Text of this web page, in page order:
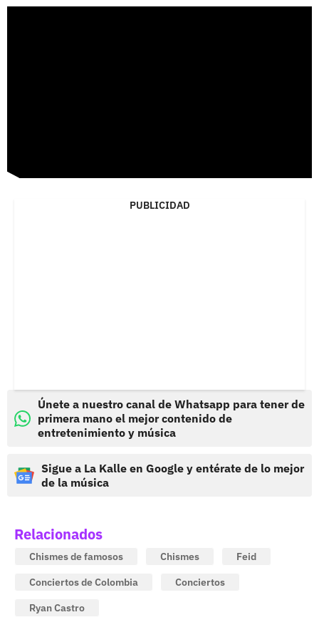
PUBLICIDAD
Únete a nuestro canal de Whatsapp para tener de
primera mano el mejor contenido de
entretenimiento y música
Sigue a La Kalle en Google y entérate de lo mejor
de la música
Relacionados
Chismes de famosos Chismes
Feid
Conciertos de Colombia
Conciertos
Ryan Castro